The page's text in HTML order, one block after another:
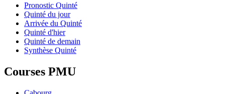
Pronostic Quinté
Quinté du jour
Arrivée du Quinté
Quinté d'hier
Quinté de demain
Synthèse Quinté
Courses PMU